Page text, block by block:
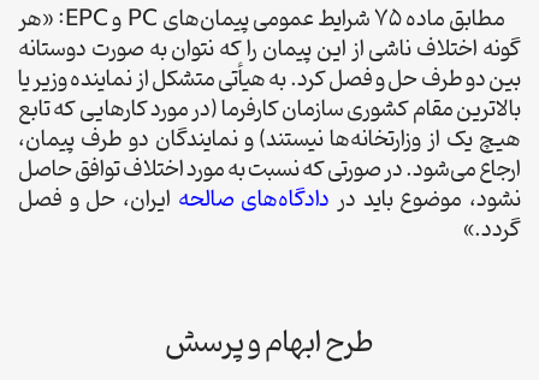
مطابق ماده 75 شرایط عمومی پیمان‌های PC و EPC: «هر
گونه اختلاف ناشی از این پیمان را که نتوان به صورت دوستانه
بین دو طرف حل و فصل کرد. به هیأتی متشکل از نماینده وزیر یا
بالاترین مقام کشوری سازمان کارفرما (در مورد کارهایی که تابع
هیچ یک از وزارتخانه‌ها نیستند) و نمایندگان دو طرف پیمان،
ارجاع می‌شود. در صورتی که نسبت به مورد اختلاف توافق حاصل
نشود، موضوع باید در دادگاه‌های صالحه ایران، حل و فصل
گردد.»
طرح ابهام و پرسش